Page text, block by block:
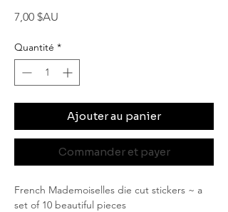
7,00 $AU
Quantité *
Ajouter au panier
Commander et payer
French Mademoiselles die cut stickers ~ a
set of 10 beautiful pieces